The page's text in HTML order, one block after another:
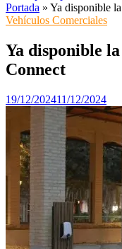
Portada » Ya disponible
Vehículos Comerciales
Ya disponible
Connect
19/12/202411/12/2024